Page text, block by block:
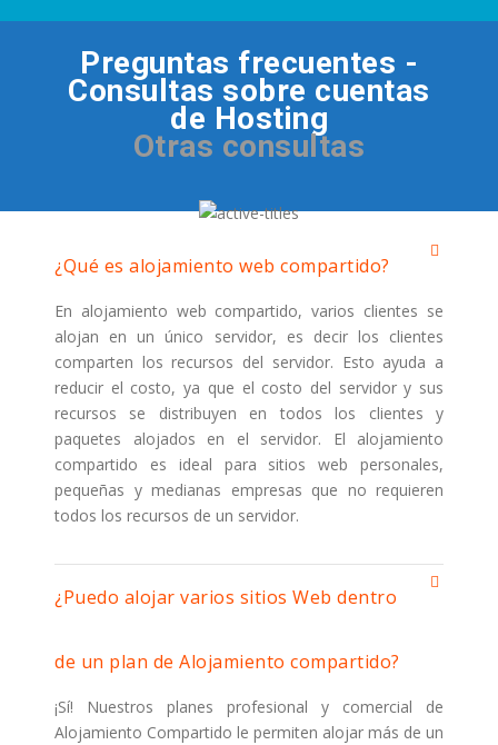
Preguntas frecuentes -
Consultas sobre cuentas
de Hosting
Otras consultas
¿Qué es alojamiento web compartido?
En alojamiento web compartido, varios clientes se
alojan en un único servidor, es decir los clientes
comparten los recursos del servidor. Esto ayuda a
reducir el costo, ya que el costo del servidor y sus
recursos se distribuyen en todos los clientes y
paquetes alojados en el servidor. El alojamiento
compartido es ideal para sitios web personales,
pequeñas y medianas empresas que no requieren
todos los recursos de un servidor.
¿Puedo alojar varios sitios Web dentro
de un plan de Alojamiento compartido?
¡Sí! Nuestros planes profesional y comercial de
Alojamiento Compartido le permiten alojar más de un